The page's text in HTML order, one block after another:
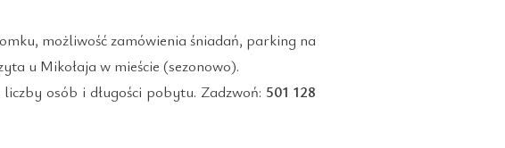
możliwość zamówienia śniadań, parking na
u Mikołaja w mieście (sezonowo).
osób i długości pobytu. Zadzwoń: 501 128